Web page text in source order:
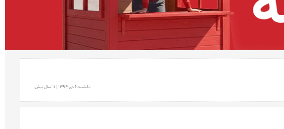
يكشنبه 6 دی 1394 | 11 سال پیش